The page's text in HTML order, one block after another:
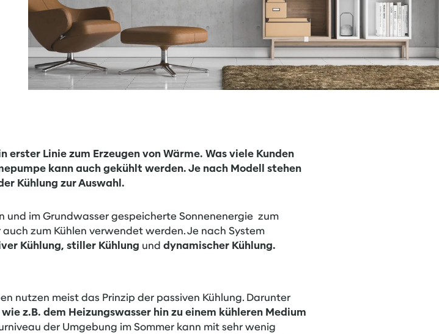
Linie zum Erzeugen von Wärme. Was viele Kunden
kann auch gekühlt werden. Je nach Modell stehen
Kühlung zur Auswahl.
und im Grundwasser gespeicherte Sonnenenergie zum
zum Kühlen verwendet werden. Je nach System
Kühlung, stiller Kühlung und dynamischer Kühlung.
nutzen meist das Prinzip der passiven Kühlung. Darunter
z.B. dem Heizungswasser hin zu einem kühleren Medium
der Umgebung im Sommer kann mit sehr wenig